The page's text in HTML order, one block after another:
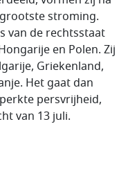
stroming.
van de rechtsstaat
en Polen. Zij
Griekenland,
Het gaat dan
persvrijheid,
van 13 juli.